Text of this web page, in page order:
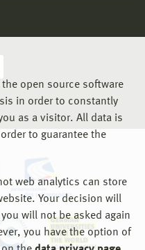
the open source software
in order to constantly
as a visitor. All data is
to guarantee the
web analytics can store
Your decision will
will not be asked again
you have the option of